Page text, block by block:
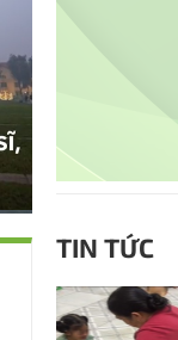
Toàn
TIN TỨC